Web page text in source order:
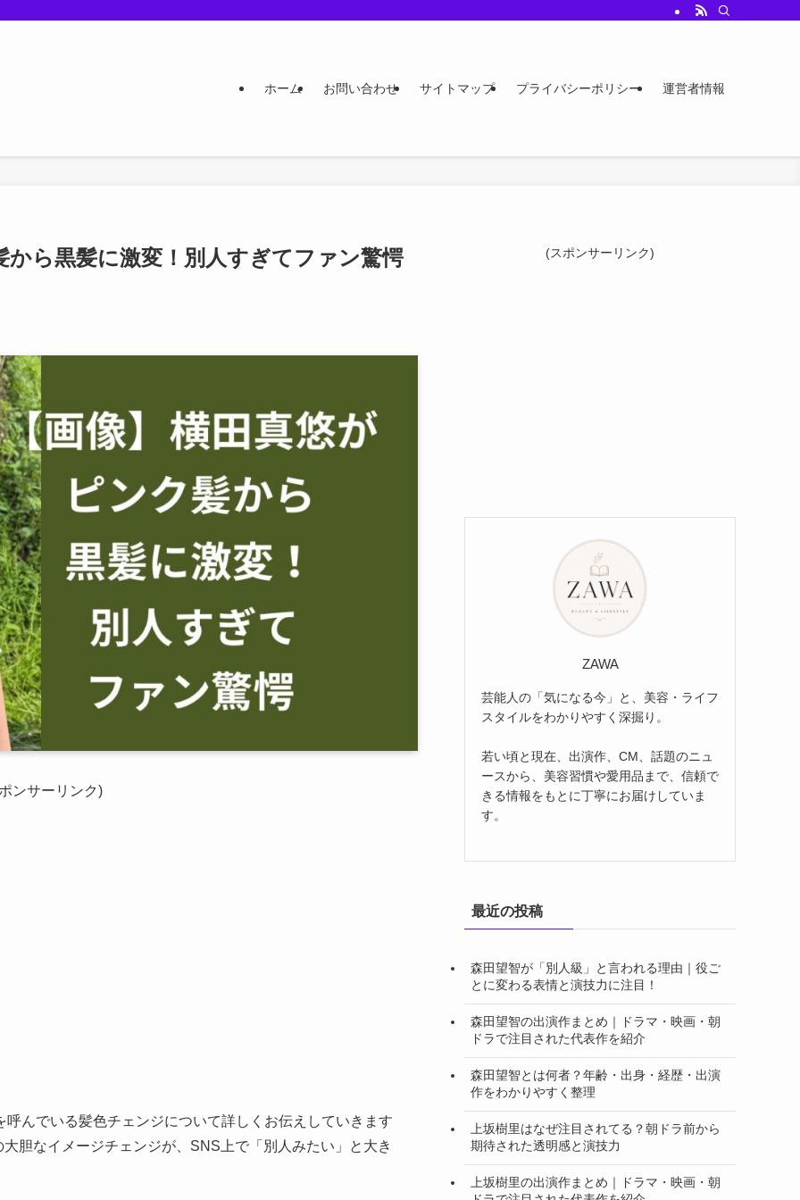
ホーム お問い合わせ サイトマップ プライバシーポリシー 運営者情報
から黒髪に激変！別人すぎてファン驚愕
ンサーリンク)
んでいる髪色チェンジについて詳しくお伝えしていきます
胆なイメージチェンジが、SNS上で「別人みたい」と大き
(スポンサーリンク)
ZAWA
芸能人の「気になる今」と、美容・ライフ
スタイルをわかりやすく深掘り。
若い頃と現在、出演作、CM、話題のニュ
ースから、美容習慣や愛用品まで、信頼で
きる情報をもとに丁寧にお届けしていま
す。
最近の投稿
森田望智が「別人級」と言われる理由｜役ご
とに変わる表情と演技力に注目！
森田望智の出演作まとめ｜ドラマ・映画・朝
ドラで注目された代表作を紹介
森田望智とは何者？年齢・出身・経歴・出演
作をわかりやすく整理
上坂樹里はなぜ注目されてる？朝ドラ前から
期待された透明感と演技力
上坂樹里の出演作まとめ｜ドラマ・映画・朝